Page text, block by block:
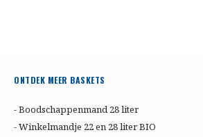
ONTDEK MEER BASKETS
- Boodschappenmand 28 liter
- Winkelmandje 22 en 28 liter BIO